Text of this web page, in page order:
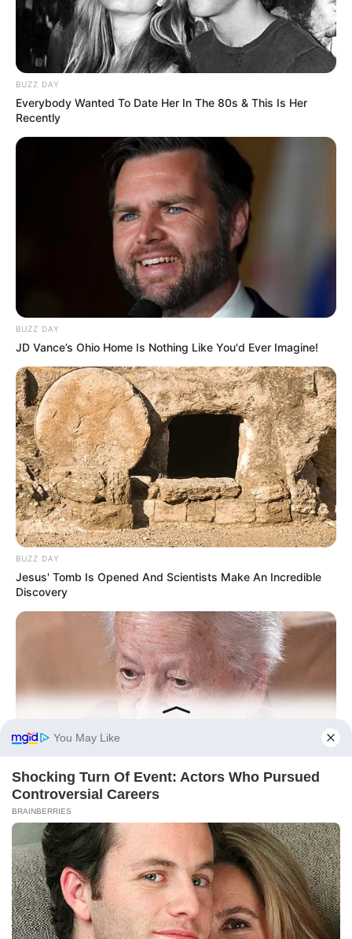
BUZZ DAY
Everybody Wanted To Date Her In The 80s & This Is Her
Recently
BUZZ DAY
JD Vance’s Ohio Home Is Nothing Like You'd Ever Imagine!
BUZZ DAY
Jesus' Tomb Is Opened And Scientists Make An Incredible
Discovery
Dementia Begins When A Person Says This Sentence!